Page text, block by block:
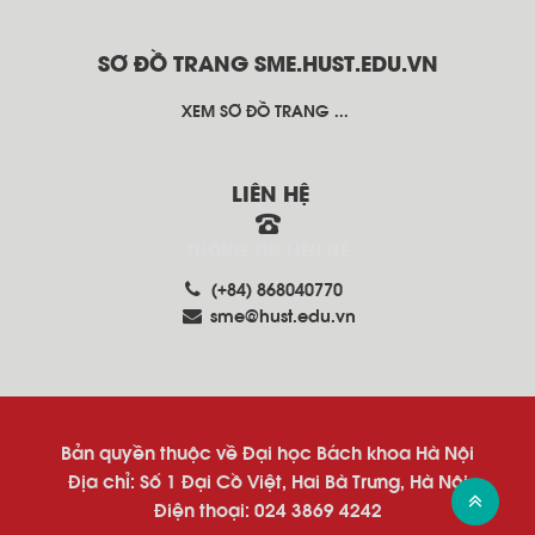
SƠ ĐỒ TRANG SME.HUST.EDU.VN
XEM SƠ ĐỒ TRANG ...
LIÊN HỆ
(+84) 868040770
sme@hust.edu.vn
Bản quyền thuộc về Đại học Bách khoa Hà Nội
Địa chỉ: Số 1 Đại Cồ Việt, Hai Bà Trưng, Hà Nội
Điện thoại: 024 3869 4242